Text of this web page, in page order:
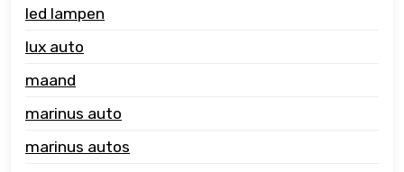
led lampen
lux auto
maand
marinus auto
marinus autos